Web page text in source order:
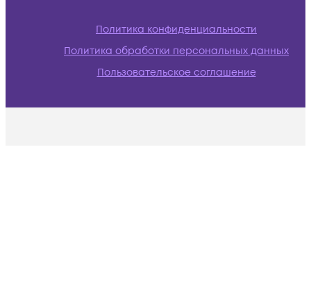
Политика конфиденциальности
Политика обработки персональных данных
Пользовательское соглашение